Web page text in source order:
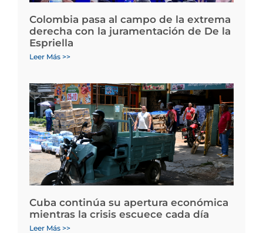
Colombia pasa al campo de la extrema
derecha con la juramentación de De la
Espriella
Leer Más >>
Cuba continúa su apertura económica
mientras la crisis escuece cada día
Leer Más >>